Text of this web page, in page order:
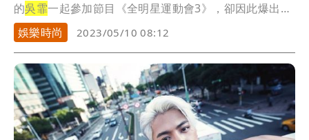
的吳霏一起參加節目《全明星運動會3》，卻因此爆出緋
聞...
娛樂時尚 2023/05/10 08:12